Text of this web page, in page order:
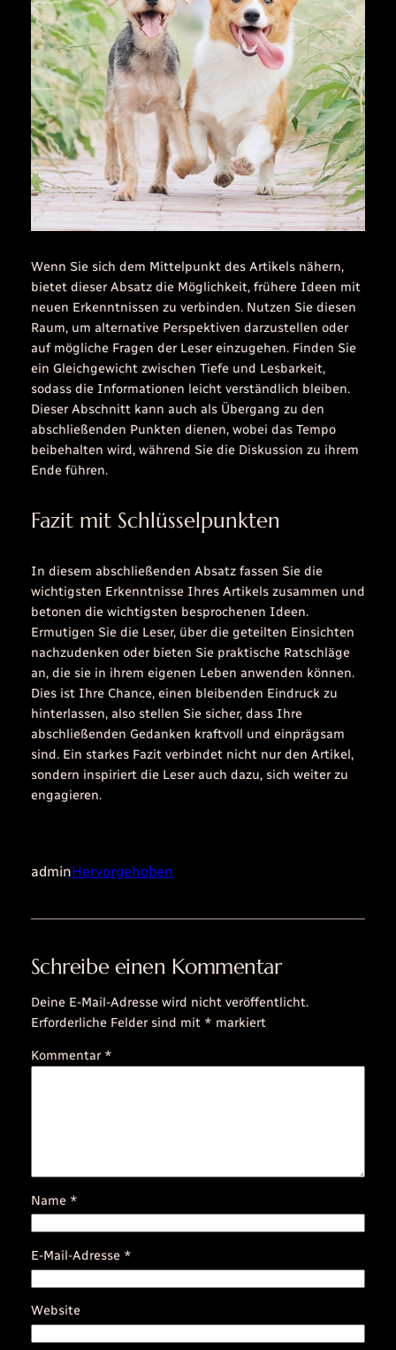
Wenn Sie sich dem Mittelpunkt des Artikels nähern,
bietet dieser Absatz die Möglichkeit, frühere Ideen mit
neuen Erkenntnissen zu verbinden. Nutzen Sie diesen
Raum, um alternative Perspektiven darzustellen oder
auf mögliche Fragen der Leser einzugehen. Finden Sie
ein Gleichgewicht zwischen Tiefe und Lesbarkeit,
sodass die Informationen leicht verständlich bleiben.
Dieser Abschnitt kann auch als Übergang zu den
abschließenden Punkten dienen, wobei das Tempo
beibehalten wird, während Sie die Diskussion zu ihrem
Ende führen.
Fazit mit Schlüsselpunkten
In diesem abschließenden Absatz fassen Sie die
wichtigsten Erkenntnisse Ihres Artikels zusammen und
betonen die wichtigsten besprochenen Ideen.
Ermutigen Sie die Leser, über die geteilten Einsichten
nachzudenken oder bieten Sie praktische Ratschläge
an, die sie in ihrem eigenen Leben anwenden können.
Dies ist Ihre Chance, einen bleibenden Eindruck zu
hinterlassen, also stellen Sie sicher, dass Ihre
abschließenden Gedanken kraftvoll und einprägsam
sind. Ein starkes Fazit verbindet nicht nur den Artikel,
sondern inspiriert die Leser auch dazu, sich weiter zu
engagieren.
adminHervorgehoben
Schreibe einen Kommentar
Deine E-Mail-Adresse wird nicht veröffentlicht.
Erforderliche Felder sind mit * markiert
Kommentar *
Name *
E-Mail-Adresse *
Website